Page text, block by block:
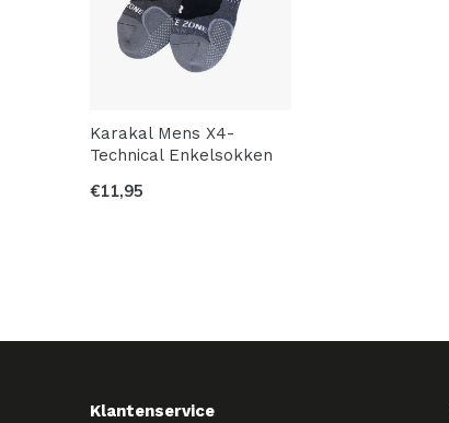
Karakal Mens X4-
Technical Enkelsokken
€11,95
Klantenservice